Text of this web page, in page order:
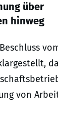
über
hinweg
von